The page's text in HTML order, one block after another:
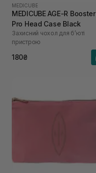
MEDICUBE
MEDICUBE AGE-R Booster
Pro Head Case Black
Захисний чохол для бʼюті
пристрою
180₴